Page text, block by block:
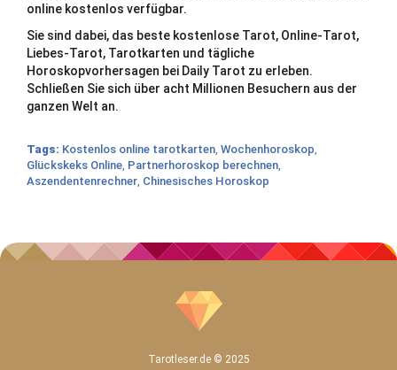
online kostenlos verfügbar.
Sie sind dabei, das beste kostenlose Tarot, Online-Tarot,
Liebes-Tarot, Tarotkarten und tägliche
Horoskopvorhersagen bei Daily Tarot zu erleben.
Schließen Sie sich über acht Millionen Besuchern aus der
ganzen Welt an.
Tags: Kostenlos online tarotkarten Wochenhoroskop
Glückskeks Online Partnerhoroskop berechnen
Aszendentenrechner Chinesisches Horoskop
Tarotleser.de © 2025